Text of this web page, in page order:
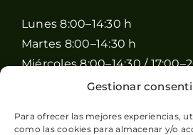
Gestionar
Para ofrecer las mejores experiencias,
como las cookies para almacenar y/o
Lunes 8:00–14:30 h
Martes 8:00–14:30 h
Miércoles 8:00–14:30 /
Jueves 8:00–14:30 /
Sábado 8:00–15:00 h